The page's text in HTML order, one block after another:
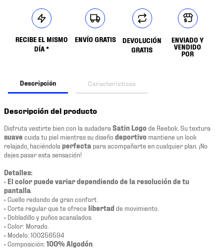
RECIBE EL MISMO
DÍA *
ENVÍO GRATIS
DEVOLUCIÓN
GRATIS
ENVIADO Y
VENDIDO
POR
Descripción Características
Descripción del producto
Disfruta vestirte bien con la sudadera Satin Logo de Reebok. Su textura
suave cuida tu piel mientras su diseño deportivo mantiene un look
relajado, haciéndola perfecta para acompañarte en cualquier plan. ¡No
dejes pasar esta sensación!
Detalles:
• El color puede variar dependiendo de la resolución de tu
pantalla
• Cuello redondo de gran confort.
• Corte regular que te ofrece libertad de movimiento.
• Dobladillo y puños acanalados.
• Color: Morado.
• Modelo: 100256594
• Composición: 100% Algodón